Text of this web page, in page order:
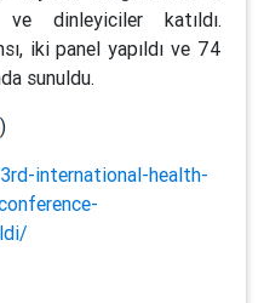
ve dinleyiciler katıldı.
iki panel yapıldı ve 74
sunuldu.
)
international-health-